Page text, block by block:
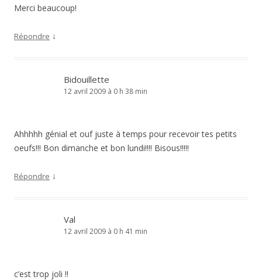
Merci beaucoup!
Répondre ↓
Bidouillette
12 avril 2009 à 0 h 38 min
Ahhhhh génial et ouf juste à temps pour recevoir tes petits
oeufs!!! Bon dimanche et bon lundi!!!! Bisous!!!!!
Répondre ↓
Val
12 avril 2009 à 0 h 41 min
c’est trop joli !!